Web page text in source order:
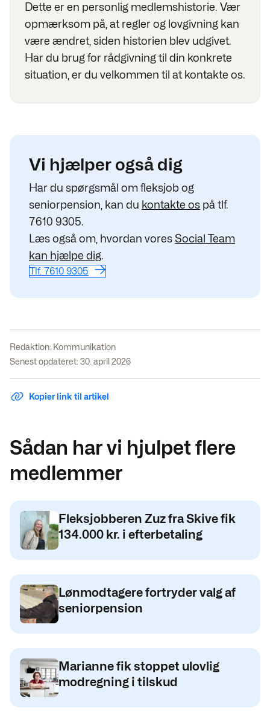
Dette er en personlig medlemshistorie. Vær
opmærksom på, at regler og lovgivning kan
være ændret, siden historien blev udgivet.
Har du brug for rådgivning til din konkrete
situation, er du velkommen til at kontakte os.
Vi hjælper også dig
Har du spørgsmål om fleksjob og
seniorpension, kan du kontakte os på tlf.
7610 9305.
Læs også om, hvordan vores Social Team
kan hjælpe dig.
Tlf. 7610 9305
Redaktion: Kommunikation
Senest opdateret: 30. april 2026
Kopier link til artikel
Sådan har vi hjulpet flere
medlemmer
Fleksjobberen Zuz fra Skive fik
134.000 kr. i efterbetaling
Lønmodtagere fortryder valg af
seniorpension
Marianne fik stoppet ulovlig
modregning i tilskud